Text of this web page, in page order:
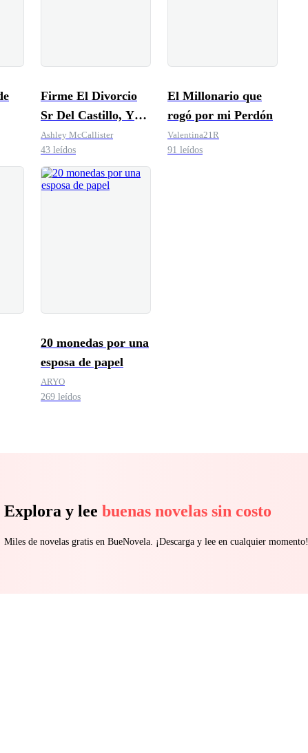
Firme El Divorcio
Sr Del Castillo, Ya
No Te Amo
Ashley McCallister
43 leídos
El Millonario que
rogó por mi Perdón
Valentina21R
91 leídos
20 monedas por una
esposa de papel
ARYO
269 leídos
Explora y lee buenas novelas sin costo
Miles de novelas gratis en BueNovela. ¡Descarga y lee en cualquier momento!